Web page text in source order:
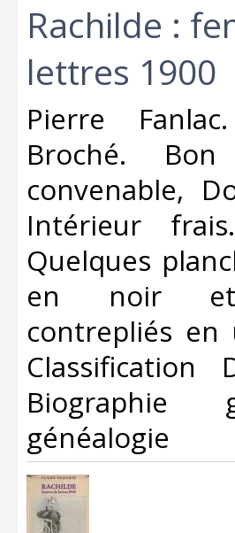
‎Rachilde :
lettres 1900‎
‎Pierre
Broché.
convenable,
Intérieur
Quelques
en noir et
contrepliés
Classification
Biographie
généalogie‎